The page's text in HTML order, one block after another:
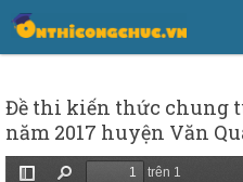
Đề thi kiến thức chung
năm 2017 huyện Văn